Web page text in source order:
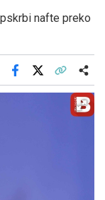
nafte preko
Facebook